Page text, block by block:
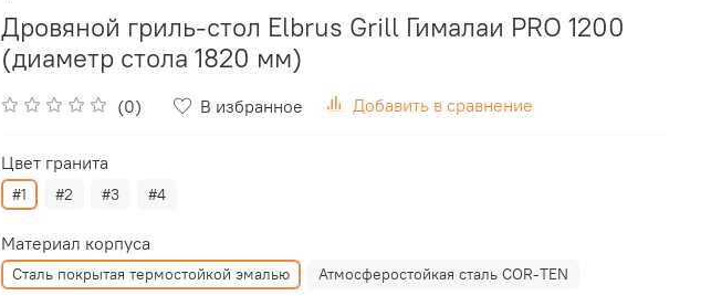
Дровяной гриль-стол Elbrus Grill Гималаи PRO 1200
(диаметр стола 1820 мм)
(0) В избранное Добавить в сравнение
Цвет гранита
#1 #2 #3 #4
Материал корпуса
Сталь покрытая термостойкой эмалью Атмосферостойкая сталь COR-TEN